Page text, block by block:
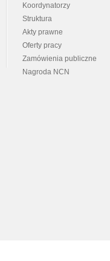
Koordynatorzy
Struktura
Akty prawne
Oferty pracy
Zamówienia publiczne
Nagroda NCN